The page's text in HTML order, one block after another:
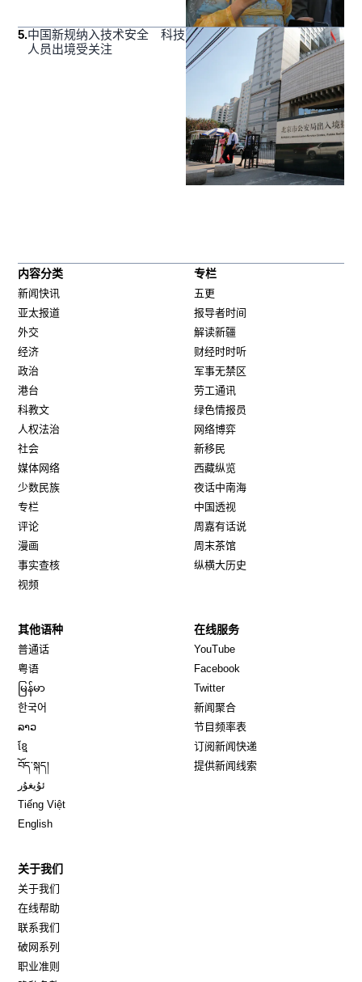
5.中国新规纳入技术安全 科技
人员出境受关注
内容分类
新闻快讯
亚太报道
外交
经济
政治
港台
科教文
人权法治
社会
媒体网络
少数民族
专栏
评论
漫画
事实查核
视频
专栏
五更
报导者时间
解读新疆
财经时时听
军事无禁区
劳工通讯
绿色情报员
网络博弈
新移民
西藏纵览
夜话中南海
中国透视
周嘉有话说
周末茶馆
纵横大历史
其他语种
普通话
粤语
မြန်မာ
한국어
ລາວ
ខ្មែ
བོད་སྐད།
ئۇيغۇر
Tiếng Việt
English
在线服务
YouTube
Facebook
TwitterOpens in new window
新闻聚合
节目频率表
订阅新闻快递
提供新闻线索
关于我们
关于我们
在线帮助
联系我们
破网系列
职业准则